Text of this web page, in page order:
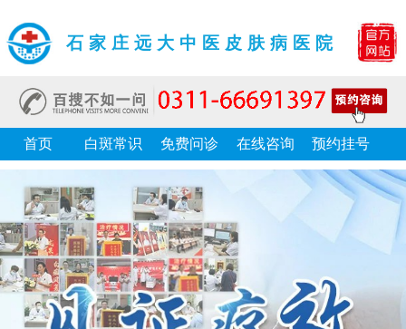
石家庄远大中医皮肤病医院
首页 白斑常识 免费问诊 在线咨询 预约挂号